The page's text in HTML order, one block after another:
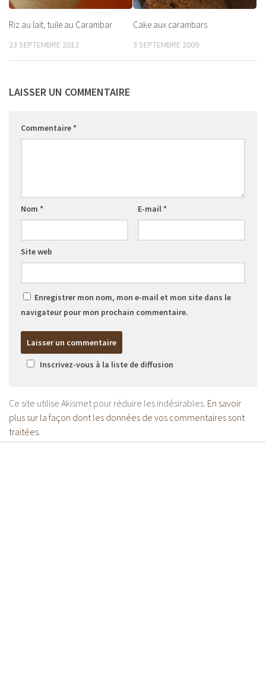
Riz au lait, tuile au Carambar
23 SEPTEMBRE 2012
Cake aux carambars
3 SEPTEMBRE 2009
LAISSER UN COMMENTAIRE
Commentaire*
Nom * E-mail*
Site web
Enregistrer mon nom, mon e-mail et mon site dans le
navigateur pour mon prochain commentaire.
Inscrivez-vous à la liste de diffusion
Ce site utilise Akismet pour réduire les indésirables. En savoir
plus sur la façon dont les données de vos commentaires sont
traitées